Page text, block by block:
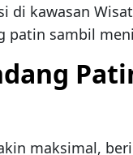
di kawasan
sambil
maksimal,